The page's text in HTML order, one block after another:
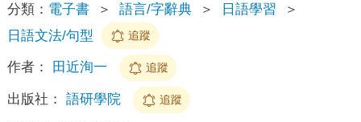
分類： 電子書 ＞ 語言/字辭典 ＞ 日語學習
＞
日語文法/句型
追蹤
作者： 田近洵一 追蹤
出版社： 語研學院 追蹤